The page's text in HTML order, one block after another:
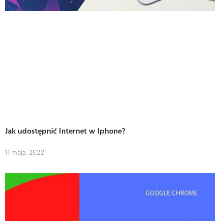
Jak udostępnić Internet w Iphone?
11 maja, 2022